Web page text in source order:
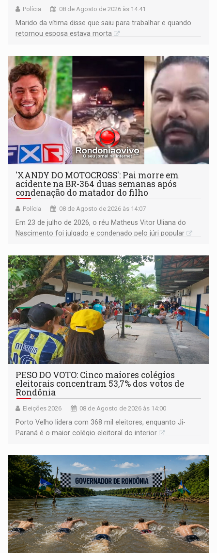
Polícia 08 de Agosto de 2026 às 14:41
Marido da vítima disse que saiu para trabalhar e quando
retornou esposa estava morta
'XANDY DO MOTOCROSS': Pai morre em
acidente na BR-364 duas semanas após
condenação do matador do filho
Polícia 08 de Agosto de 2026 às 14:07
Em 23 de julho de 2026, o réu Matheus Vitor Uliana do
Nascimento foi julgado e condenado pelo júri popular
PESO DO VOTO: Cinco maiores colégios
eleitorais concentram 53,7% dos votos de
Rondônia
Eleições 2026 08 de Agosto de 2026 às 14:00
Porto Velho lidera com 368 mil eleitores, enquanto Ji-
Paraná é o maior colégio eleitoral do interior